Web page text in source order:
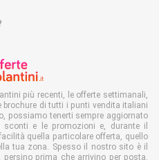
più recenti, le offerte settimanali,
brochure di tutti i punti vendita italiani
possiamo tenerti sempre aggiornato
e le promozioni e, durante il
quella particolare offerta, quello
tua zona. Spesso il nostro sito è il
prima che arrivino per posta.